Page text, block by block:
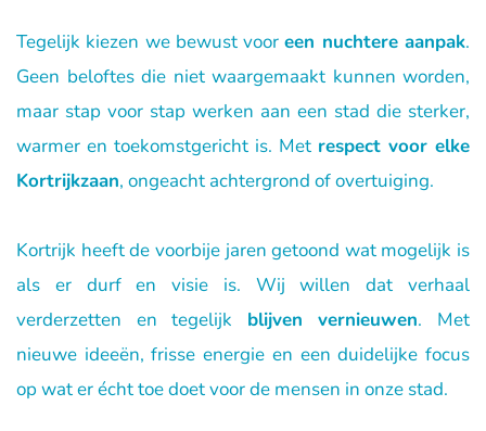
Tegelijk kiezen we bewust voor een nuchtere aanpak.
Geen beloftes die niet waargemaakt kunnen worden,
maar stap voor stap werken aan een stad die sterker,
warmer en toekomstgericht is. Met respect voor elke
Kortrijkzaan, ongeacht achtergrond of overtuiging.
Kortrijk heeft de voorbije jaren getoond wat mogelijk is
als er durf en visie is. Wij willen dat verhaal
verderzetten en tegelijk blijven vernieuwen. Met
nieuwe ideeën, frisse energie en een duidelijke focus
op wat er écht toe doet voor de mensen in onze stad.